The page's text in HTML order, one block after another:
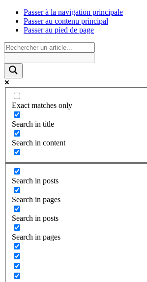
Passer à la navigation principale
Passer au contenu principal
Passer au pied de page
Exact matches only
Search in title
Search in content
Search in posts
Search in pages
Search in posts
Search in pages